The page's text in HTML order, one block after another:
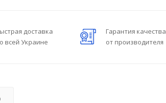
доставка
всей Украине
Гарантия качества
от производителя